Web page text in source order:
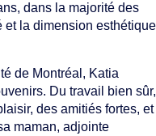
dans la majorité des
et la dimension esthétique
de Montréal, Katia
Du travail bien sûr,
des amitiés fortes, et
maman, adjointe